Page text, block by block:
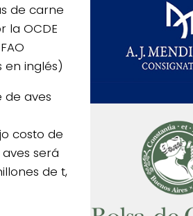
de carne
la OCDE
en inglés)
aves
costo de
será
de t,